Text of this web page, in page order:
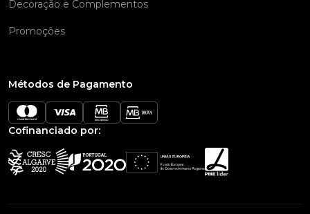
Decoração e Complementos
Promoções
Métodos de Pagamento
Cofinanciado por: